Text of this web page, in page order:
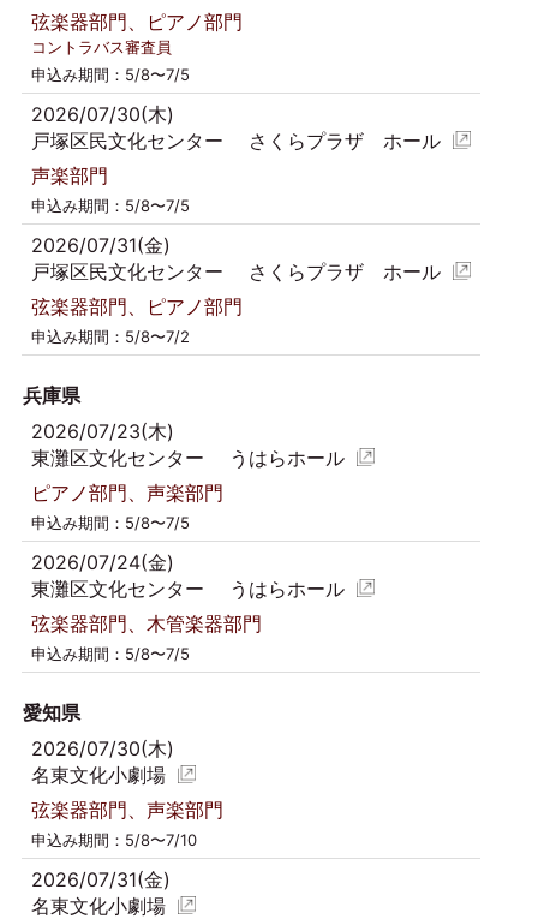
弦楽器部門、ピアノ部門
コントラバス審査員
申込み期間：5/8〜7/5
2026/07/30(木)
戸塚区民文化センター さくらプラザ ホール
声楽部門
申込み期間：5/8〜7/5
2026/07/31(金)
戸塚区民文化センター さくらプラザ ホール
弦楽器部門、ピアノ部門
申込み期間：5/8〜7/2
兵庫県
2026/07/23(木)
東灘区文化センター うはらホール
ピアノ部門、声楽部門
申込み期間：5/8〜7/5
2026/07/24(金)
東灘区文化センター うはらホール
弦楽器部門、木管楽器部門
申込み期間：5/8〜7/5
愛知県
2026/07/30(木)
名東文化小劇場
弦楽器部門、声楽部門
申込み期間：5/8〜7/10
2026/07/31(金)
名東文化小劇場